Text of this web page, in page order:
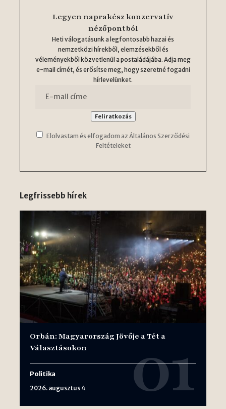
Legyen naprakész konzervatív
nézőpontból
Heti válogatásunk a legfontosabb hazai és
nemzetközi hírekből, elemzésekből és
véleményekből közvetlenül a postaládájába. Adja meg
e-mail címét, és erősítse meg, hogy szeretné fogadni
hírlevelünket.
Elolvastam és elfogadom az Általános Szerződési
Feltételeket
Legfrissebb hírek
Orbán: Magyarország Jövője a Tét a
Választásokon
Politika
2026. augusztus 4